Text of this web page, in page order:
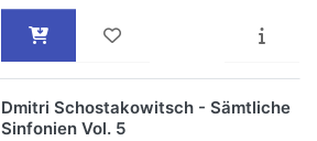
Dmitri Schostakowitsch - Sämtliche
Sinfonien Vol. 5